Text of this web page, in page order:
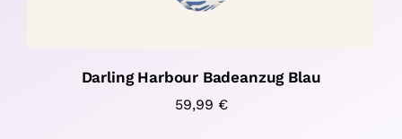
Darling Harbour Badeanzug Blau
59,99 €